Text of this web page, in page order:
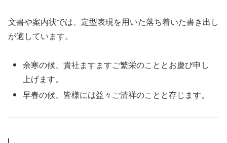
文書や案内状では、定型表現を用いた落ち着いた書き出し
が適しています。
余寒の候、貴社ますますご繁栄のこととお慶び申し
上げます。
早春の候、皆様には益々ご清祥のことと存じます。